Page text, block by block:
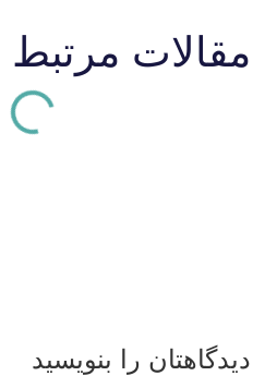
مقالات مرتبط
دیدگاهتان را بنویسید